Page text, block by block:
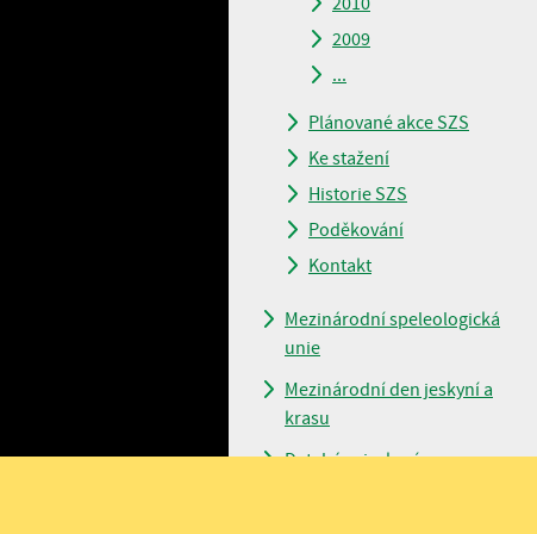
2009
...
Plánované akce SZS
Ke stažení
Historie SZS
Poděkování
Kontakt
Mezinárodní speleologická
unie
Mezinárodní den jeskyní a
krasu
Databáze jeskyní